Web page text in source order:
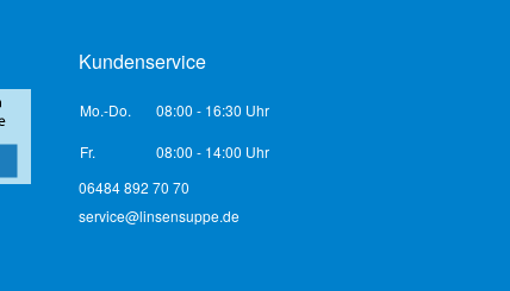
Kundenservice
Mo.-Do. 08:00 - 16:30 Uhr
Fr.
08:00 - 14:00 Uhr
06484 892 70 70
service@linsensuppe.de